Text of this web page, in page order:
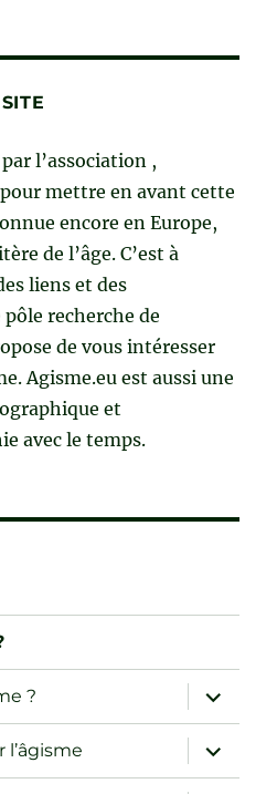
l’association ,
mettre en avant cette
encore en Europe,
de l’âge. C’est à
liens et des
recherche de
de vous intéresser
Agisme.eu est aussi une
et
avec le temps.
?
ouvrir
le
sous-
menu
ouvrir
le
sous-